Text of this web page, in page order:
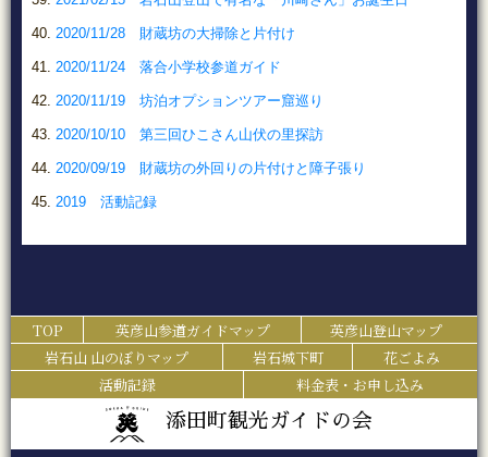
2020/11/28 財蔵坊の大掃除と片付け
2020/11/24 落合小学校参道ガイド
2020/11/19 坊泊オプションツアー窟巡り
2020/10/10 第三回ひこさん山伏の里探訪
2020/09/19 財蔵坊の外回りの片付けと障子張り
2019 活動記録
TOP 英彦山参道ガイドマップ
英彦山登山マップ
岩石山 山のぼりマップ
岩石城下町
花ごよみ
活動記録
料金表・お申し込み
添田町観光ガイドの会